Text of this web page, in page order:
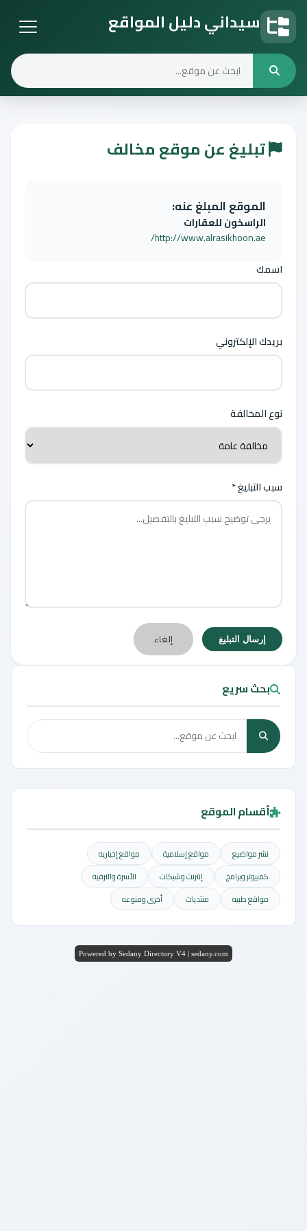
سيداني دليل المواقع
تبليغ عن موقع مخالف
الموقع المبلغ عنه:
الراسخون للعقارات
http://www.alrasikhoon.ae/
اسمك
بريدك الإلكتروني
نوع المخالفة
سبب التبليغ *
إرسال التبليغ إلغاء
بحث سريع
أقسام الموقع
نشر مواضيع مواقع إسلامية
مواقع إخباريه
كمبيوتر وبرامج
إنترنت وشبكات
الأسرة والترفيه
مواقع طبيه
منتديات أخرى ومنوعه
Powered by Sedany Directory V4 | sedany.com